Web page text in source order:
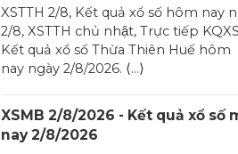
XSTTH 2/8, Kết quả xổ số hôm nay
2/8, XSTTH chủ nhật, Trực tiếp
Kết quả xổ số Thừa Thiên Huế hôm
nay ngày 2/8/2026. ⟨…⟩
XSMB 2/8/2026 - Kết quả xổ số
nay 2/8/2026